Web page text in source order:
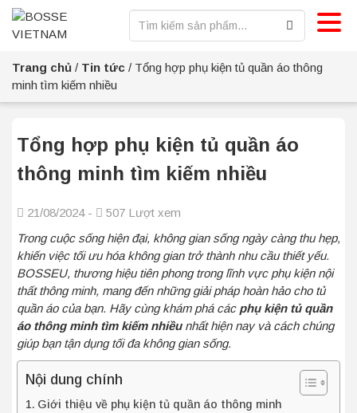
Trang chủ / Tin tức / Tổng hợp phụ kiện tủ quần áo thông
minh tìm kiếm nhiều
Tổng hợp phụ kiện tủ quần áo
thông minh tìm kiếm nhiều
21/08/2024 -
507 Lượt xem
Trong cuộc sống hiện đại, không gian sống ngày càng thu hẹp,
khiến việc tối ưu hóa không gian trở thành nhu cầu thiết yếu.
BOSSEU, thương hiệu tiên phong trong lĩnh vực phụ kiện nội
thất thông minh, mang đến những giải pháp hoàn hảo cho tủ
quần áo của bạn. Hãy cùng khám phá các phụ kiện tủ quần
áo thông minh tìm kiếm nhiềunhất hiện nay và cách chúng
giúp bạn tận dụng tối đa không gian sống.
Nội dung chính
Giới thiệu về phụ kiện tủ quần áo thông minh